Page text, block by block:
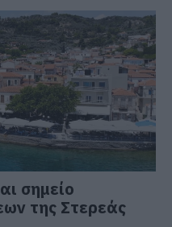
σημείο
της Στερεάς